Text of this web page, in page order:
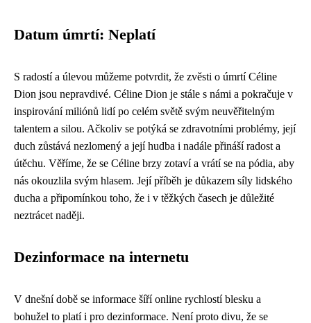
Datum úmrtí: Neplatí
S radostí a úlevou můžeme potvrdit, že zvěsti o úmrtí Céline
Dion jsou nepravdivé. Céline Dion je stále s námi a pokračuje v
inspirování miliónů lidí po celém světě svým neuvěřitelným
talentem a silou. Ačkoliv se potýká se zdravotními problémy, její
duch zůstává nezlomený a její hudba i nadále přináší radost a
útěchu. Věříme, že se Céline brzy zotaví a vrátí se na pódia, aby
nás okouzlila svým hlasem. Její příběh je důkazem síly lidského
ducha a připomínkou toho, že i v těžkých časech je důležité
neztrácet naději.
Dezinformace na internetu
V dnešní době se informace šíří online rychlostí blesku a
bohužel to platí i pro dezinformace. Není proto divu, že se